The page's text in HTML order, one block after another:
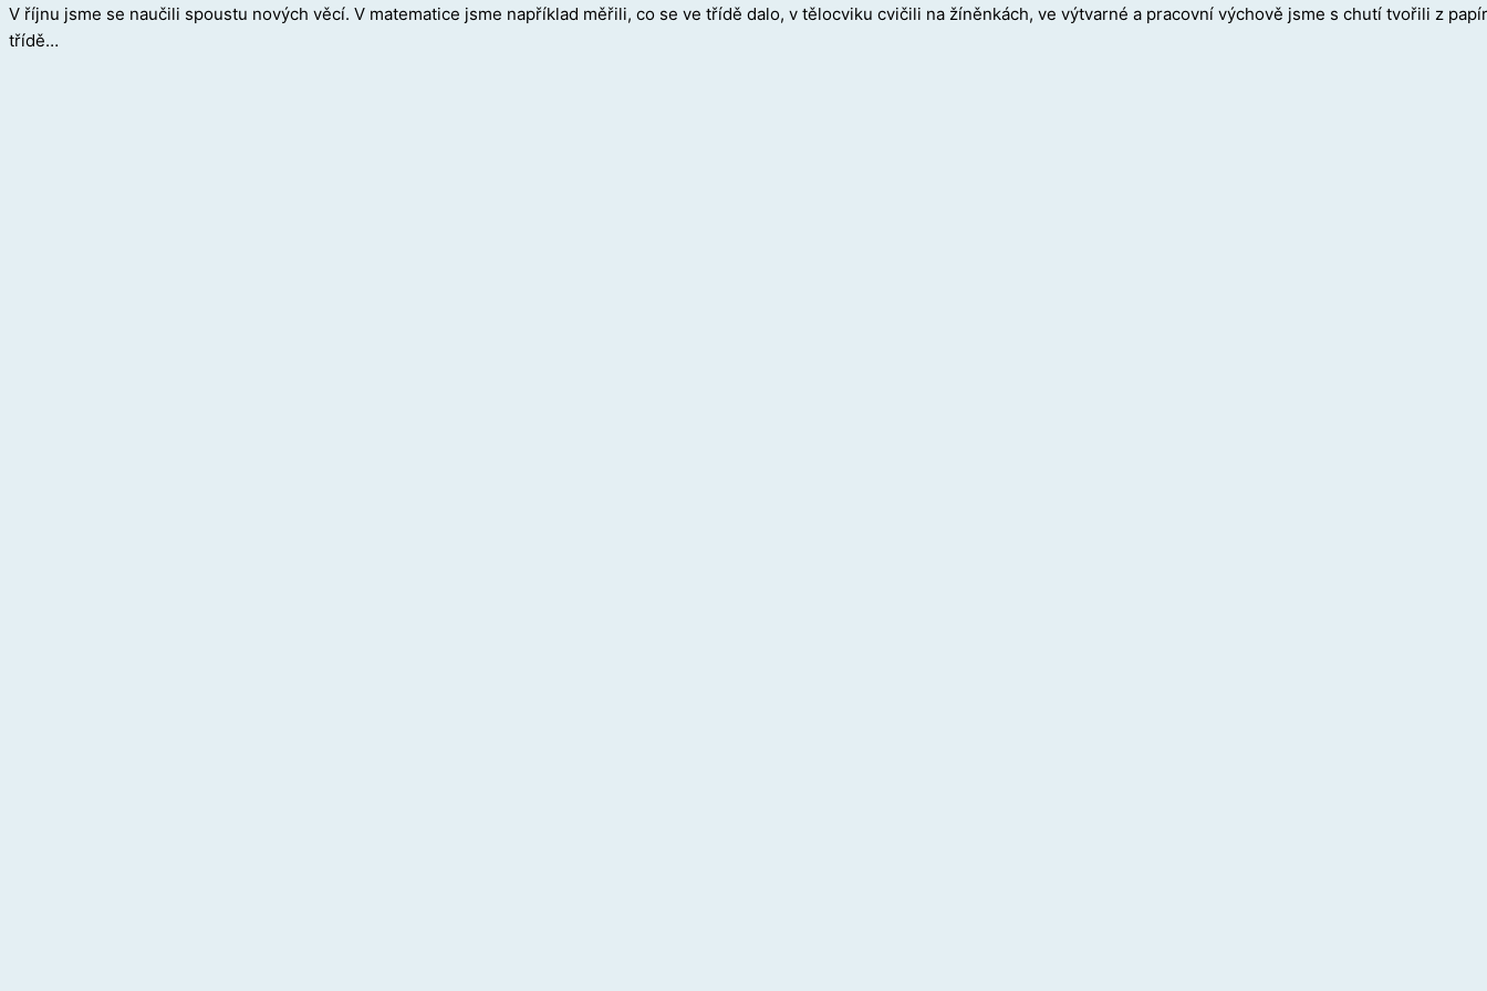
V říjnu jsme se naučili spoustu nových věcí. V matematice jsme například měřili, co se ve třídě dalo, v tělocviku cvičili na žíněnkách, ve výtvarné a pracovní výchově jsme s chutí tvořili z
třídě…